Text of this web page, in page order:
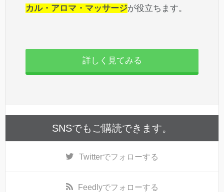
カル・アロマ・マッサージが役立ちます。
詳しく見てみる
SNSでもご購読できます。
Twitterでフォローする
Feedlyでフォローする